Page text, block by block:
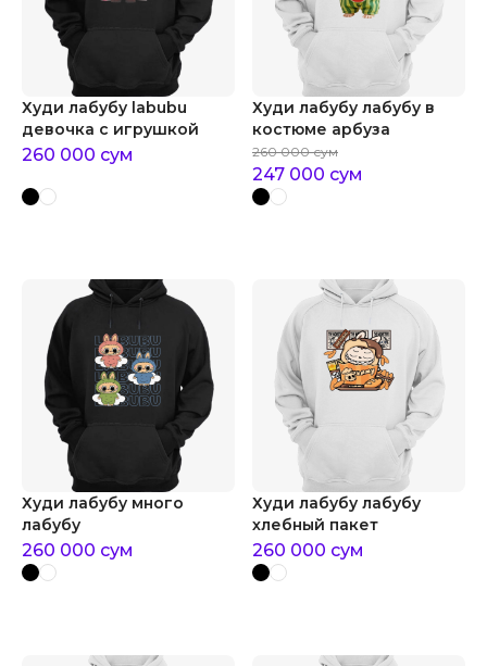
Худи лабубу labubu
девочка с игрушкой
260 000 сум
Худи лабубу лабубу в
костюме арбуза
260 000 сум
247 000 сум
Худи лабубу много
лабубу
260 000 сум
Худи лабубу лабубу
хлебный пакет
260 000 сум